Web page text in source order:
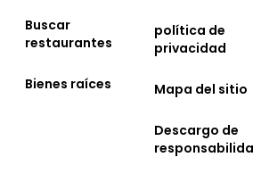
Buscar
restaurantes
Bienes raíces
política de
privacidad
Mapa del sitio
Descargo de